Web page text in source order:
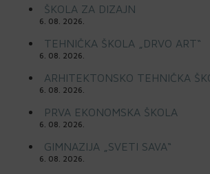
ŠKOLA ZA DIZAJN
6. 08. 2026.
TEHNIČKA ŠKOLA „DRVO ART“
6. 08. 2026.
ARHITEKTONSKO TEHNIČKA
6. 08. 2026.
PRVA EKONOMSKA ŠKOLA
6. 08. 2026.
GIMNAZIJA „SVETI SAVA“
6. 08. 2026.